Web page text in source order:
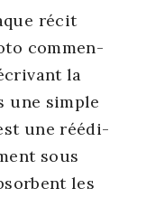
récit
com­men­
la
une simple
une réédi­
sous
les